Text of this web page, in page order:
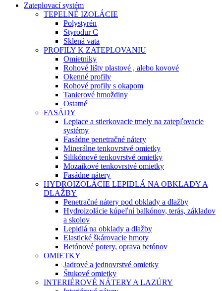
Zateplovací systém
TEPELNÉ IZOLÁCIE
Polystyrén
Styrodur C
Sklená vata
PROFILY K ZATEPLOVANIU
Omietniky
Rohové lišty plastové , alebo kovové
Okenné profily
Rohové profily s okapom
Tanierové hmoždiny
Ostatné
FASÁDY
Lepiace a stierkovacie tmely na zatepľovacie
systémy
Fasádne penetračné nátery
Minerálne tenkovrstvé omietky
Silikónové tenkovrstvé omietky
Mozaikové tenkovrstvé omietky
Fasádne nátery
HYDROIZOLÁCIE LEPIDLÁ NA OBKLADY A
DLAŽBY
Penetračné nátery pod obklady a dlažby
Hydroizolácie kúpeľní balkónov, terás, základov
a skolov
Lepidlá na obklady a dlažby
Elastické škárovacie hmoty
Betónové potery, oprava betónov
OMIETKY
Jadrové a jednovrstvé omietky
Štukové omietky
INTERIÉROVÉ NÁTERY A LAZÚRY